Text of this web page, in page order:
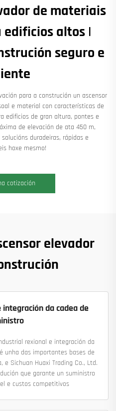
de materiais
edificios altos |
seguro e
para a construción un ascensor
e material con características de
edificios de gran altura, pontes e
de elevación de ata 450 m,
duradeiras, rápidas e
hoxe mesmo!
cotización
elevador
da cadea de
rexional e integración da
unha das importantes bases de
e Sichuan Huaxi Trading Co., Ltd.
que garante un suministro
e custos competitivos